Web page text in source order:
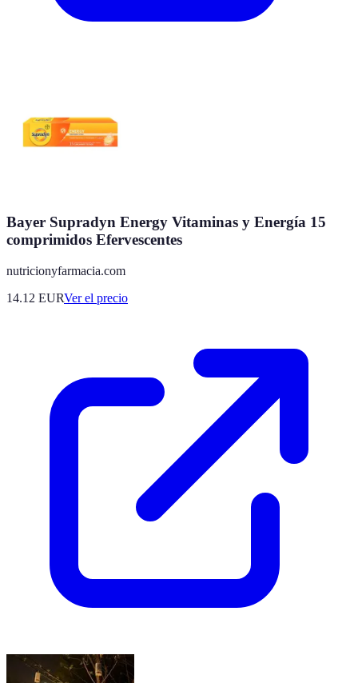
Bayer Supradyn Energy Vitaminas y Energía 15
comprimidos Efervescentes
nutricionyfarmacia.com
14.12 EURVer el precio